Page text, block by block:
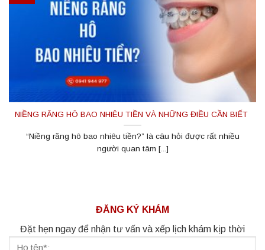
NIỀNG RĂNG HÔ BAO NHIÊU TIỀN VÀ NHỮNG ĐIỀU CẦN BIẾT
“Niềng răng hô bao nhiêu tiền?” là câu hỏi được rất nhiều
người quan tâm [...]
ĐĂNG KÝ KHÁM
Đặt hẹn ngay để nhận tư vấn và xếp lịch khám kịp thời